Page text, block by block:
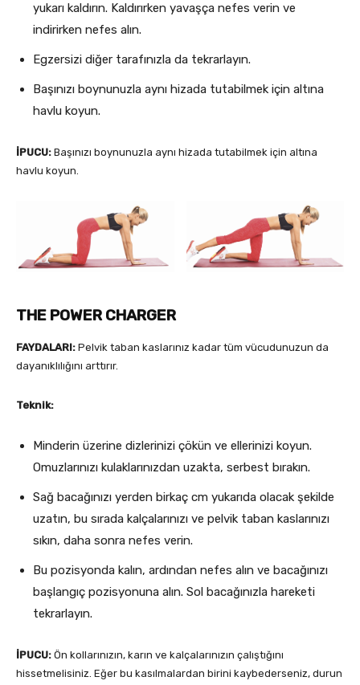
yukarı kaldırın. Kaldırırken yavaşça nefes verin ve
indirirken nefes alın.
Egzersizi diğer tarafınızla da tekrarlayın.
Başınızı boynunuzla aynı hizada tutabilmek için altına
havlu koyun.
İPUCU: Başınızı boynunuzla aynı hizada tutabilmek için altına
havlu koyun.
THE POWER CHARGER
FAYDALARI: Pelvik taban kaslarınız kadar tüm vücudunuzun da
dayanıklılığını arttırır.
Teknik:
Minderin üzerine dizlerinizi çökün ve ellerinizi koyun.
Omuzlarınızı kulaklarınızdan uzakta, serbest bırakın.
Sağ bacağınızı yerden birkaç cm yukarıda olacak şekilde
uzatın, bu sırada kalçalarınızı ve pelvik taban kaslarınızı
sıkın, daha sonra nefes verin.
Bu pozisyonda kalın, ardından nefes alın ve bacağınızı
başlangıç pozisyonuna alın. Sol bacağınızla hareketi
tekrarlayın.
İPUCU: Ön kollarınızın, karın ve kalçalarınızın çalıştığını
hissetmelisiniz. Eğer bu kasılmalardan birini kaybederseniz, durun